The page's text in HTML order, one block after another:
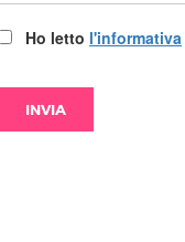
Ho letto l'informativa